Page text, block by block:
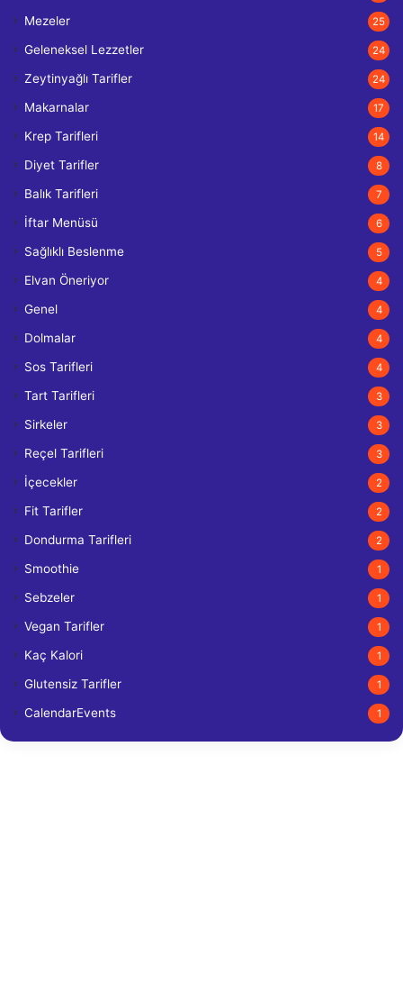
Mezeler 25
Geleneksel Lezzetler 24
Zeytinyağlı Tarifler 24
Makarnalar 17
Krep Tarifleri 14
Diyet Tarifler 8
Balık Tarifleri 7
İftar Menüsü 6
Sağlıklı Beslenme 5
Elvan Öneriyor 4
Genel 4
Dolmalar 4
Sos Tarifleri 4
Tart Tarifleri 3
Sirkeler 3
Reçel Tarifleri 3
İçecekler 2
Fit Tarifler 2
Dondurma Tarifleri 2
Smoothie 1
Sebzeler 1
Vegan Tarifler 1
Kaç Kalori 1
Glutensiz Tarifler 1
CalendarEvents 1